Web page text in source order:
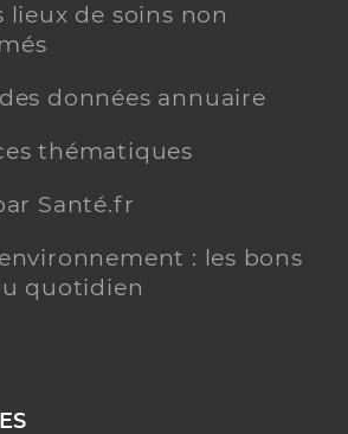
lieux de soins non
données annuaire
thématiques
Santé.fr
: les bons
quotidien